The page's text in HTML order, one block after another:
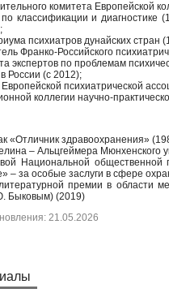
комитета Европейской
классификации и
психиатров дунайских стран
Франко-Российского
экспертов по проблемам
России (с 2012);
психиатрической
коллегии научно-
«Отличник здравоохранения»
– Альцгеймера Мюнхенского
Национальной общественной
– за особые заслуги в сфере
премии в области
Быковым) (2019)
21.05.2026